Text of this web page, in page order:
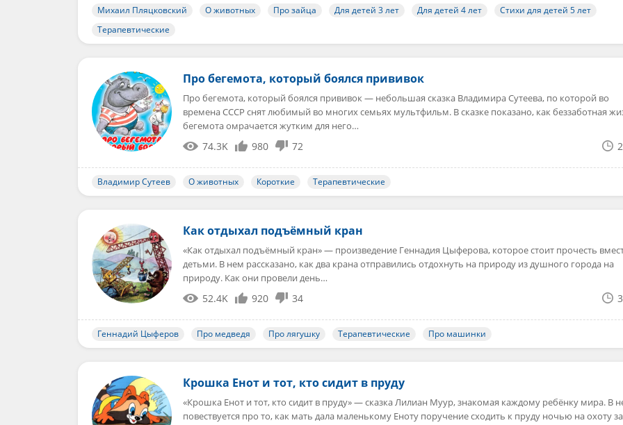
Михаил Пляцковский О животных Про зайца Для детей 3 лет Для детей 4 лет
Стихи для детей 5 лет
Терапевтические
Про бегемота, который боялся прививок
Про бегемота, который боялся прививок — небольшая сказка Владимира Сутеева, по которой во
времена СССР снят любимый во многих семьях мультфильм. В сказке показано, как беззаботная
бегемота омрачается жутким для него…
74.3K 980 72
Владимир Сутеев О животных Короткие Терапевтические
Как отдыхал подъёмный кран
«Как отдыхал подъёмный кран» — произведение Геннадия Цыферова, которое стоит прочесть
детьми. В нем рассказано, как два крана отправились отдохнуть на природу из душного города на
природу. Как они провели день…
52.4K 920 34
Геннадий Цыферов Про медведя Про лягушку Терапевтические Про машинки
Крошка Енот и тот, кто сидит в пруду
«Крошка Енот и тот, кто сидит в пруду» — сказка Лилиан Муур, знакомая каждому ребёнку мира. В
повествуется про то, как мать дала маленькому Еноту поручение сходить к пруду ночью на охоту за